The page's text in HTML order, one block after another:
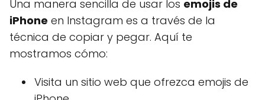
Una manera sencilla de usar los emojis de
iPhone en Instagram es a través de la
técnica de copiar y pegar. Aquí te
mostramos cómo:
Visita un sitio web que ofrezca emojis de